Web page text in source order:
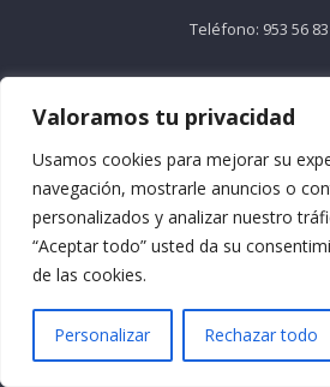
Valoramos tu privacidad
Usamos cookies para mejorar su
navegación, mostrarle anuncios o
personalizados y analizar nuestro
“Aceptar todo” usted da su
de las cookies.
Personalizar Rechazar todo
Teléfono: 953 56
Horario Mañana: De
9:30 a 13:30
Horario Tarde: De Lunes
16:30 a 18:30
Email:
Quienes somos